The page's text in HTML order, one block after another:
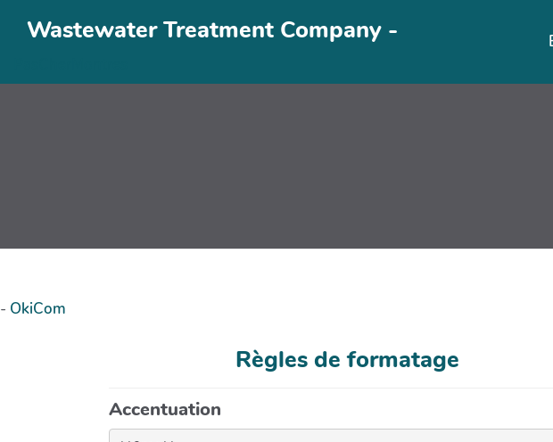
Aller au contenu principal
Wastewater Treatment Company -
- OkiCom
Règles de formatage
Accentuation